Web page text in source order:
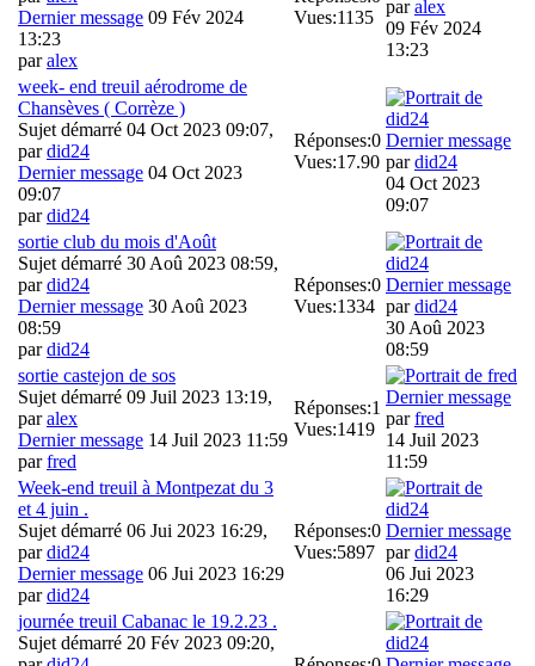
Dernier message 09 Fév 2024
13:23
paralex
Vues:1135
paralex
09 Fév 2024
13:23
week- end treuil aérodrome de
Chansèves ( Corrèze )
Sujet démarré 04 Oct 2023 09:07,
pardid24
Dernier message 04 Oct 2023
09:07
pardid24
Réponses:0
Vues:17.90
Dernier message
pardid24
04 Oct 2023
09:07
sortie club du mois d'Août
Sujet démarré 30 Aoû 2023 08:59,
pardid24
Dernier message 30 Aoû 2023
08:59
pardid24
Réponses:0
Vues:1334
Dernier message
pardid24
30 Aoû 2023
08:59
sortie castejon de sos
Sujet démarré 09 Juil 2023 13:19,
paralex
Dernier message 14 Juil 2023 11:59
parfred
Réponses:1
Vues:1419
Dernier message
parfred
14 Juil 2023
11:59
Week-end treuil à Montpezat du 3
et 4 juin .
Sujet démarré 06 Jui 2023 16:29,
pardid24
Dernier message 06 Jui 2023 16:29
pardid24
Réponses:0
Vues:5897
Dernier message
pardid24
06 Jui 2023
16:29
journée treuil Cabanac le 19.2.23 .
Sujet démarré 20 Fév 2023 09:20,